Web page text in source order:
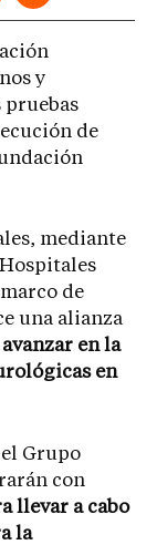
y
pruebas
de
mediante
de
una alianza
avanzar en la
en
Grupo
con
llevar a cabo
la